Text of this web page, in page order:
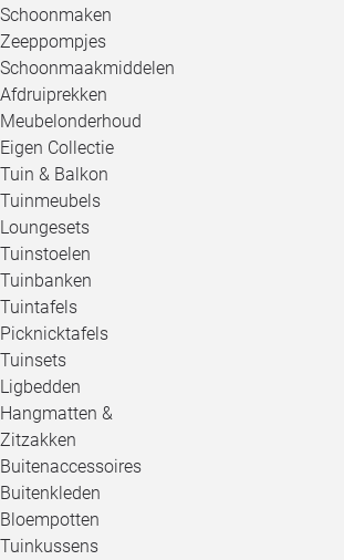
Schoonmaken
Zeeppompjes
Schoonmaakmiddelen
Afdruiprekken
Meubelonderhoud
Eigen Collectie
Tuin & Balkon
Tuinmeubels
Loungesets
Tuinstoelen
Tuinbanken
Tuintafels
Picknicktafels
Tuinsets
Ligbedden
Hangmatten &
Zitzakken
Buitenaccessoires
Buitenkleden
Bloempotten
Tuinkussens